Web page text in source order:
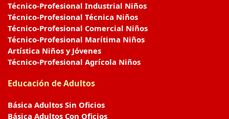
Técnico-Profesional Industrial Niños
Técnico-Profesional Técnica Niños
Técnico-Profesional Comercial Niños
Técnico-Profesional Marítima Niños
Artística Niños y Jóvenes
Técnico-Profesional Agrícola Niños
Educación de Adultos
Básica Adultos Sin Oficios
Básica Adultos Con Oficios